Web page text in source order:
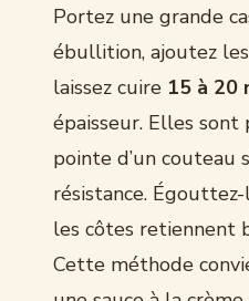
Portez une grande
ébullition, ajoutez
laissez cuire 15 à 20
épaisseur. Elles
pointe d’un couteau
résistance.
les côtes retiennent
Cette méthode